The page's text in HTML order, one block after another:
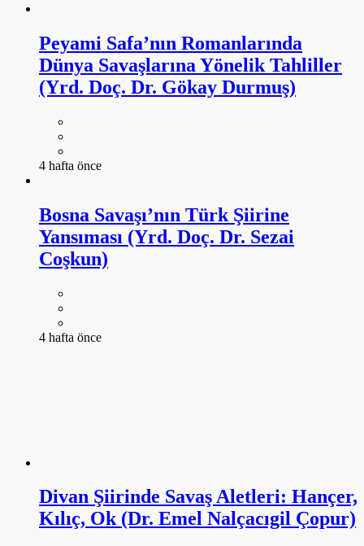
Peyami Safa’nın Romanlarında
Dünya Savaşlarına Yönelik Tahliller
(Yrd. Doç. Dr. Gökay Durmuş)
4 hafta önce
Bosna Savaşı’nın Türk Şiirine
Yansıması (Yrd. Doç. Dr. Sezai
Coşkun)
4 hafta önce
Divan Şiirinde Savaş Aletleri: Hançer,
Kılıç, Ok (Dr. Emel Nalçacıgil Çopur)